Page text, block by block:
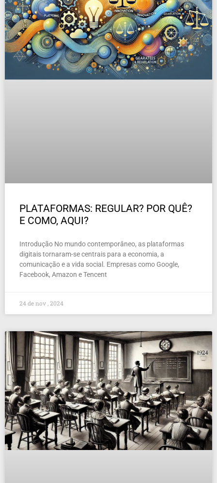
PLATAFORMAS: REGULAR? POR QUÊ?
E COMO, AQUI?
Introdução No mundo contemporâneo, as plataformas
digitais tornaram-se centrais para a economia, a
comunicação e a vida social. Empresas como Google,
Facebook, Amazon e Tencent
24 de nov , 2024